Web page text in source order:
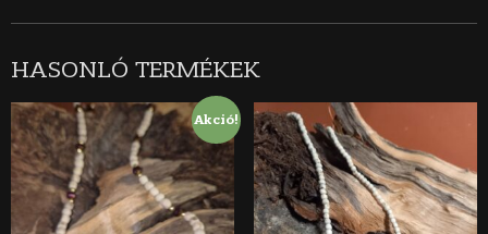
HASONLÓ TERMÉKEK
Akció!